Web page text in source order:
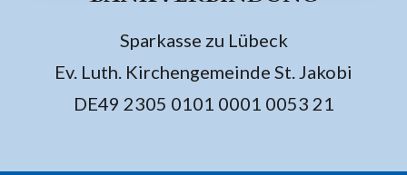
Sparkasse zu Lübeck
Ev. Luth. Kirchengemeinde St. Jakobi
DE49 2305 0101 0001 0053 21